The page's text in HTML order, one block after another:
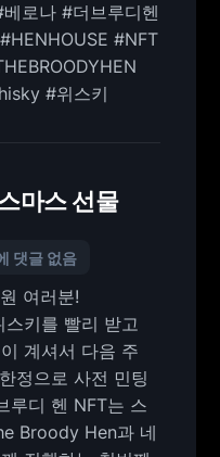
로나 #더브루디헨
#NFT
#위스키
마스 선물
댓글 없음
여러분!
키를 빨리 받고
계셔서 다음 주
정으로 사전 민팅
루디 헨 NFT는 스
Broody Hen과 네